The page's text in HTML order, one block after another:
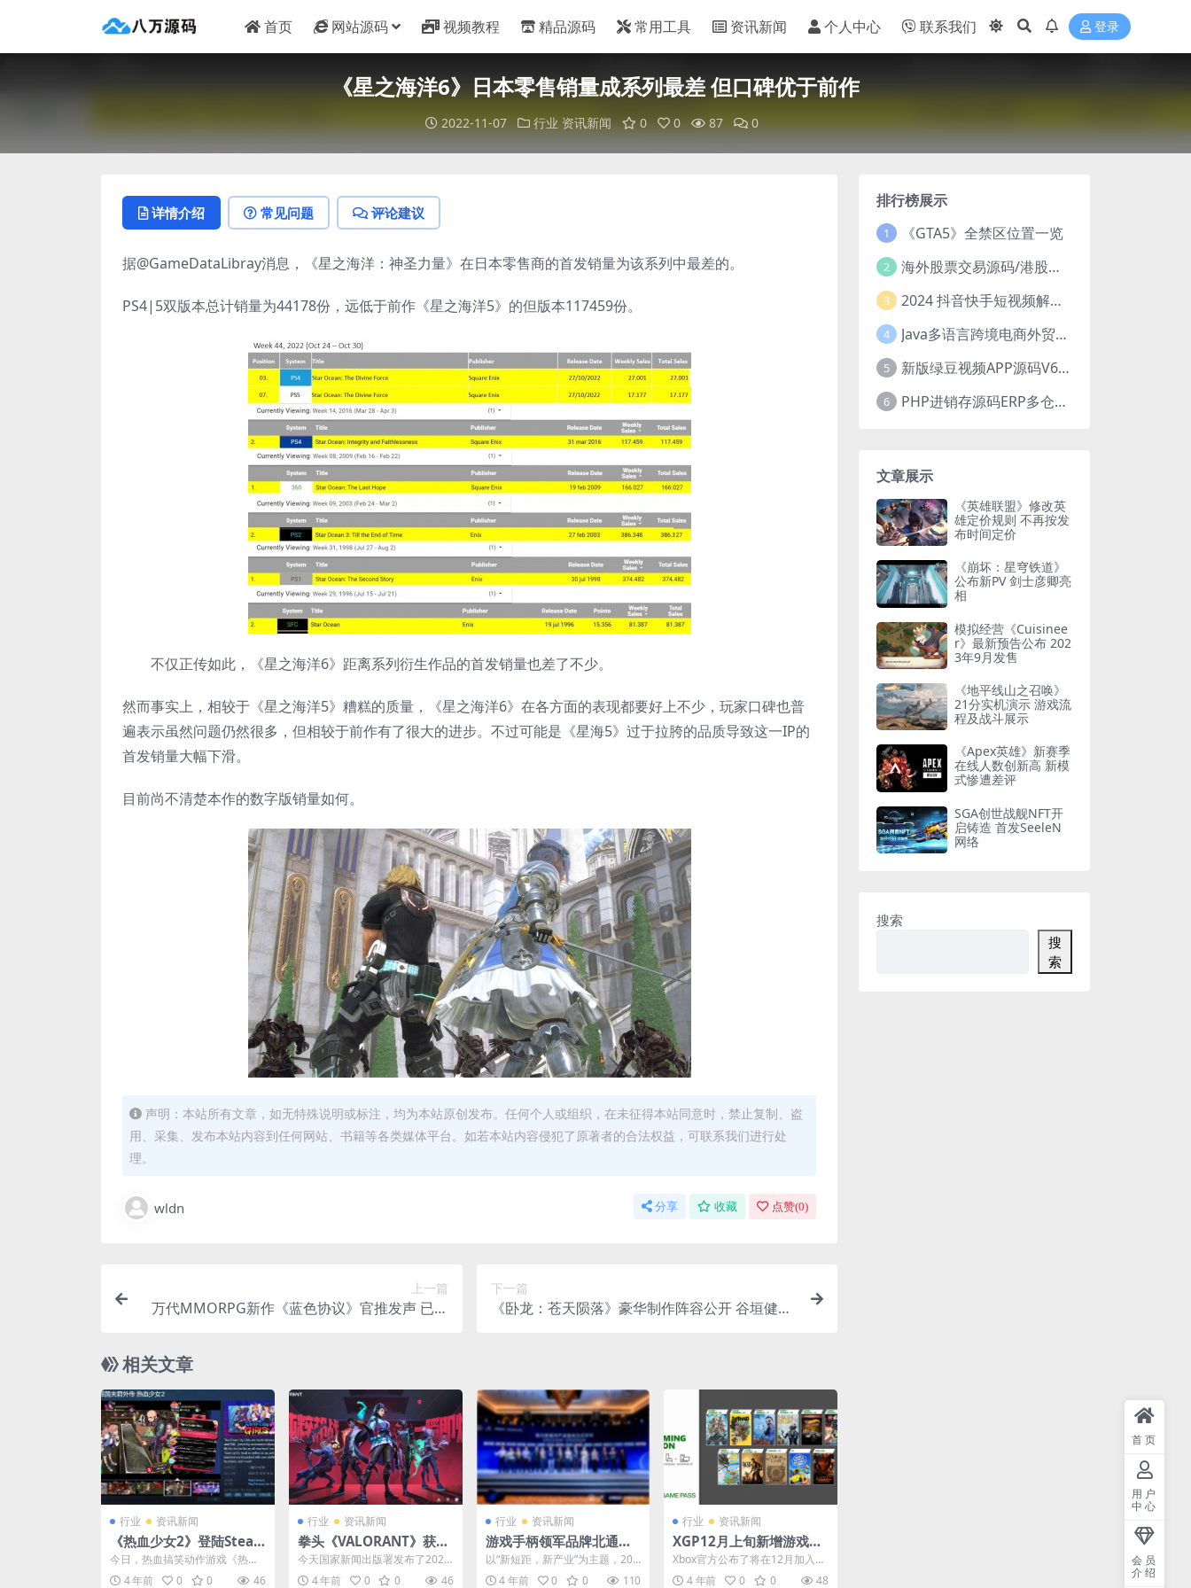
首页 网站源码 视频教程 精品源码 常用工具 资讯新闻 个人中心 联系我们 登录
《星之海洋6》日本零售销量成系列最差 但口碑优于前作
2022-11-07 行业 资讯新闻 0 0 87 0
详情介绍 常见问题 评论建议
据@GameDataLibray消息，《星之海洋：神圣力量》在日本零售商的首发销量为该系列中最差的。
PS4|5双版本总计销量为44178份，远低于前作《星之海洋5》的但版本117459份。
不仅正传如此，《星之海洋6》距离系列衍生作品的首发销量也差了不少。
然而事实上，相较于《星之海洋5》糟糕的质量，《星之海洋6》在各方面的表现都要好上不少，玩家口碑也普
遍表示虽然问题仍然很多，但相较于前作有了很大的进步。不过可能是《星海5》过于拉胯的品质导致这一IP的
首发销量大幅下滑。
目前尚不清楚本作的数字版销量如何。
声明：本站所有文章，如无特殊说明或标注，均为本站原创发布。任何个人或组织，在未征得本站同意时，禁止复制、盗
用、采集、发布本站内容到任何网站、书籍等各类媒体平台。如若本站内容侵犯了原著者的合法权益，可联系我们进行处
理。
wldn 分享 收藏 点赞(0)
上一篇
万代MMORPG新作《蓝色协议》官推发声 已沉
下一篇
《卧龙：苍天陨落》豪华制作阵容公开 谷垣健治
相关文章
行业 资讯新闻
《热血少女2》登陆Stea
m 首发享9折优惠只需10
4.4元
今日，热血搞笑动作游戏《热血
硬派国夫君外传 热血少女2》正
4 年前 0 0 46
行业 资讯新闻
拳头《VALORANT》获得
版号审批 国服定名《无畏
契约》
今天国家新闻出版署发布了2022
年12月份国产及进口网络游戏审
4 年前 0 0 46
行业 资讯新闻
游戏手柄领军品牌北通出
席2022星闪联盟产业峰会
以“新短距，新产业”为主题，202
2星闪联盟产业峰会近期在深圳顺
4 年前 0 0 110
行业 资讯新闻
XGP12月上旬新增游戏公
布 国产《风来之国》在列
Xbox官方公布了将在12月加入X
GP的游戏阵容。 国产游戏《风来
4 年前 0 0 48
排行榜展示
1 《GTA5》全禁区位置一览
2 海外股票交易源码/港股泰股/美股源码/印度股源码/马拉西亚股票源码/国际股票配资
3 2024 抖音快手短视频解析去水印php源码
4 Java多语言跨境电商外贸商城TikToKshop内嵌商城I商家入驻I一键铺
5 新版绿豆视频APP源码V6.6 免授权插件版
6 PHP进销存源码ERP多仓库管理系统 手机版进销存 php网络版进销存小程序
文章展示
《英雄联盟》修改英
雄定价规则 不再按发
布时间定价
《崩坏：星穹铁道》
公布新PV 剑士彦卿亮
相
模拟经营《Cuisinee
r》最新预告公布 202
3年9月发售
《地平线山之召唤》
21分实机演示 游戏流
程及战斗展示
《Apex英雄》新赛季
在线人数创新高 新模
式惨遭差评
SGA创世战舰NFT开
启铸造 首发SeeleN
网络
搜索
搜
索
首页
用户
中心
会员
介绍